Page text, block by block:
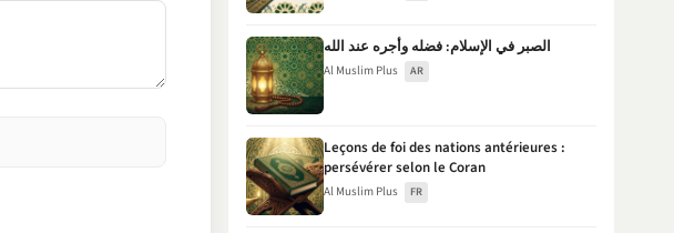
الصبر في الإسلام: فضله وأجره عند الله
Al Muslim Plus AR
Leçons de foi des nations antérieures :
persévérer selon le Coran
Al Muslim Plus FR